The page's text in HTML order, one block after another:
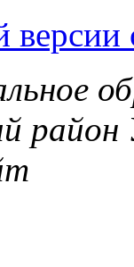
район